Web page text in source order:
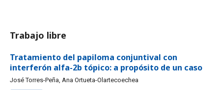
Trabajo libre
Tratamiento del papiloma conjuntival con
interferón alfa-2b tópico: a propósito de un caso
José Torres-Peña, Ana Ortueta-Olartecoechea